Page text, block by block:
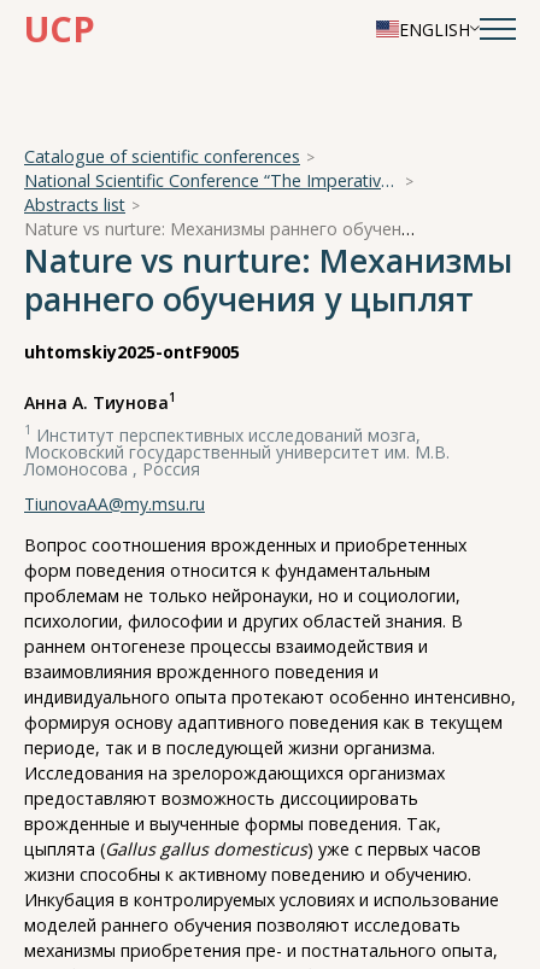
UCP ENGLISH
Catalogue of scientific conferences
National Scientific Conference “The Imperative of Academician A. A. Ukhtomsky - the Brain and its Self-Cognition”
Abstracts list
Nature vs nurture: Механизмы раннего обучения у цыплят
Nature vs nurture: Механизмы
раннего обучения у цыплят
uhtomskiy2025-ontF9005
Анна А. Тиунова1
1 Институт перспективных исследований мозга,
Московский государственный университет им. М.В.
Ломоносова , Россия
TiunovaAA@my.msu.ru
Вопрос соотношения врожденных и приобретенных
форм поведения относится к фундаментальным
проблемам не только нейронауки, но и социологии,
психологии, философии и других областей знания. В
раннем онтогенезе процессы взаимодействия и
взаимовлияния врожденного поведения и
индивидуального опыта протекают особенно интенсивно,
формируя основу адаптивного поведения как в текущем
периоде, так и в последующей жизни организма.
Исследования на зрелорождающихся организмах
предоставляют возможность диссоциировать
врожденные и выученные формы поведения. Так,
цыплята (Gallus gallus domesticus) уже с первых часов
жизни способны к активному поведению и обучению.
Инкубация в контролируемых условиях и использование
моделей раннего обучения позволяют исследовать
механизмы приобретения пре- и постнатального опыта,